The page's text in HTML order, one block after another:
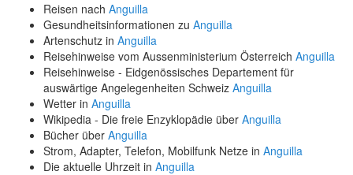
Reisen nach Anguilla
Gesundheitsinformationen zu Anguilla
Artenschutz in Anguilla
Reisehinweise vom Aussenministerium Österreich Anguilla
Reisehinweise - Eidgenössisches Departement für
auswärtige Angelegenheiten Schweiz Anguilla
Wetter in Anguilla
Wikipedia - Die freie Enzyklopädie über Anguilla
Bücher über Anguilla
Strom, Adapter, Telefon, Mobilfunk Netze in Anguilla
Die aktuelle Uhrzeit in Anguilla